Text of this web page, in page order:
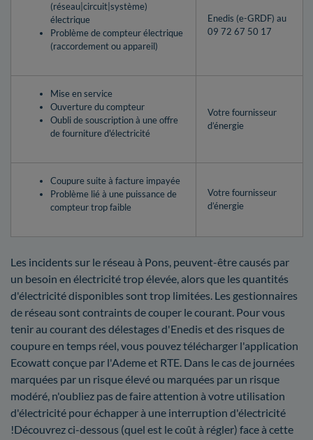
(réseau|circuit|système)
électrique
Problème de compteur électrique
(raccordement ou appareil)
Enedis (e-GRDF) au
09 72 67 50 17
Mise en service
Ouverture du compteur
Oubli de souscription à une offre
de fourniture d'électricité
Votre fournisseur
d’énergie
Coupure suite à facture impayée
Problème lié à une puissance de
compteur trop faible
Votre fournisseur
d’énergie
Les incidents sur le réseau à Pons, peuvent-être causés par
un besoin en électricité trop élevée, alors que les quantités
d'électricité disponibles sont trop limitées. Les gestionnaires
de réseau sont contraints de couper le courant. Pour vous
tenir au courant des délestages d'Enedis et des risques de
coupure en temps réel, vous pouvez télécharger l'application
Ecowatt conçue par l'Ademe et RTE. Dans le cas de journées
marquées par un risque élevé ou marquées par un risque
modéré, n'oubliez pas de faire attention à votre utilisation
d'électricité pour échapper à une interruption d'électricité
!Découvrez ci-dessous (quel est le coût à régler) face à cette